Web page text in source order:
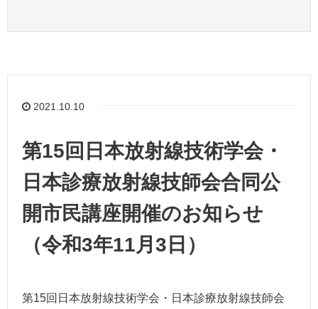
2021.10.10
第15回日本放射線技術学会・
日本診療放射線技師会合同公
開市民講座開催のお知らせ
（令和3年11月3日）
第15回日本放射線技術学会・日本診療放射線技師会